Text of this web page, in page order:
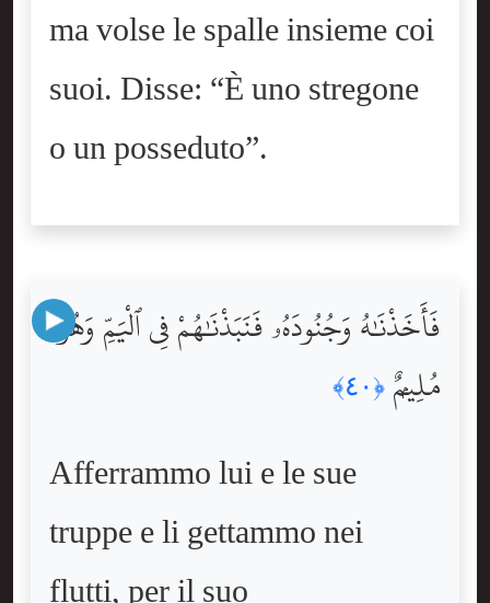
ma volse le spalle insieme coi
suoi. Disse: “È uno stregone
o un posseduto”.
فَأَخَذْنَٰهُ وَجُنُودَهُۥ فَنَبَذْنَٰهُمْ فِى ٱلْيَمِّ وَهُوَ
مُلِيمٌۭ ﴿٤٠﴾
Afferrammo lui e le sue
truppe e li gettammo nei